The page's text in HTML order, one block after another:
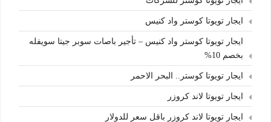
ايجار تويوتا كوستر واد كنيس
ايجار تويوتا كوستر واد كنيس – تأجير باصات سوبر جيتا سويفله
بخصم 10%
ايجار تويوتا كوستر.. البحر الاحمر
ايجار تويوتا لاند كروزر
ايجار تويوتا لاند كروزر باقل سعر للدولار